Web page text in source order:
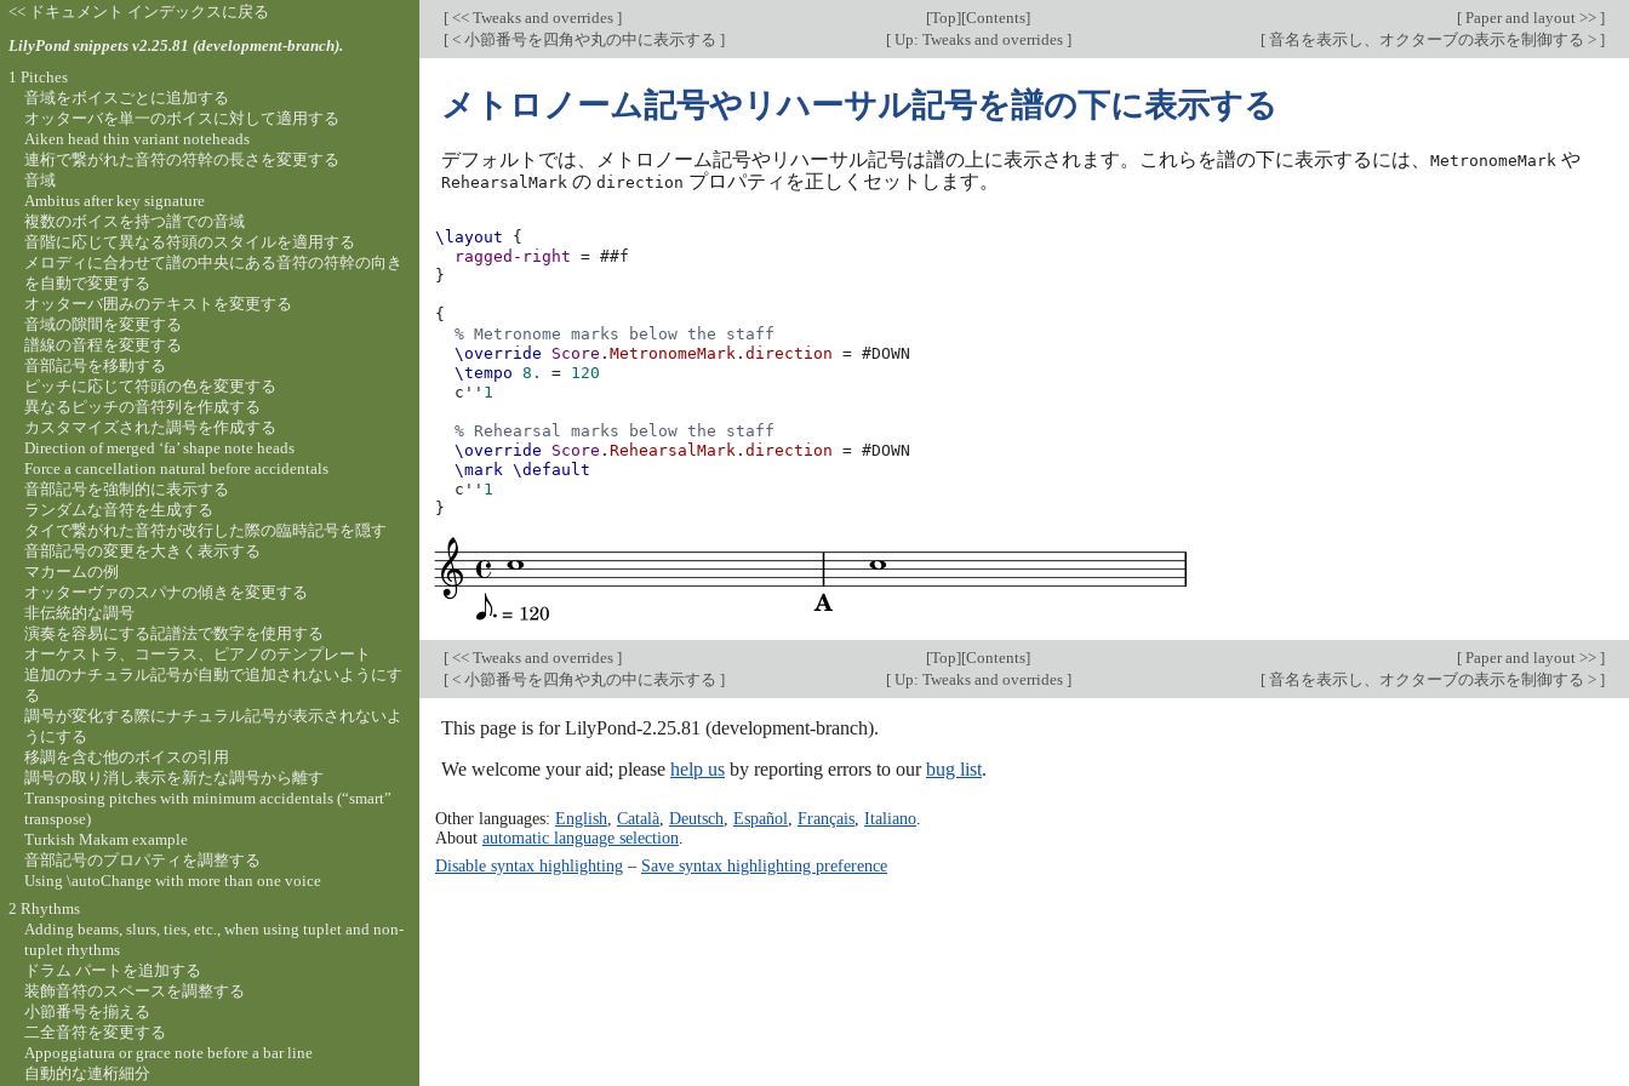
[ << Tweaks and overrides ] [Top][Contents] [ Paper and layout >> ]
[ < 小節番号を四角や丸の中に表示する ] [Up: Tweaks and overrides ] [ 音名を表示し、オクターブの表示を制御する > ]
メトロノーム記号やリハーサル記号を譜の下に表示する
デフォルトでは、メトロノーム記号やリハーサル記号は譜の上に表示されます。これらを譜の下に表示するには、 MetronomeMark や
RehearsalMark の direction プロパティを正しくセットします。
\layout
{
ragged-right
= ##f
}
{
% Metronome marks below the staff
\override
Score .MetronomeMark .direction = #DOWN
\tempo
8. = 120
c'' 1
% Rehearsal marks below the staff
\override
Score .RehearsalMark .direction = #DOWN
\mark \default
c'' 1
}
[ << Tweaks and overrides ] [Top][Contents] [ Paper and layout >> ]
[ < 小節番号を四角や丸の中に表示する ] [Up: Tweaks and overrides ] [ 音名を表示し、オクターブの表示を制御する > ]
This page is for LilyPond-2.25.81 (development-branch).
We welcome your aid; please help us by reporting errors to ourbug list.
Other languages: English Català, Deutsch Español Français, Italiano.
About automatic language selection
Disable syntax highlighting– Save syntax highlighting preference
<< ドキュメント インデックスに戻る
LilyPond snippets v2.25.81 (development-branch).
1 Pitches
音域をボイスごとに追加する
オッターバを単一のボイスに対して適用する
Aiken head thin variant noteheads
連桁で繋がれた音符の符幹の長さを変更する
音域
Ambitus after key signature
複数のボイスを持つ譜での音域
音階に応じて異なる符頭のスタイルを適用する
メロディに合わせて譜の中央にある音符の符幹の向き
を自動で変更する
オッターバ囲みのテキストを変更する
音域の隙間を変更する
譜線の音程を変更する
音部記号を移動する
ピッチに応じて符頭の色を変更する
異なるピッチの音符列を作成する
カスタマイズされた調号を作成する
Direction of merged ‘fa’ shape note heads
Force a cancellation natural before accidentals
音部記号を強制的に表示する
ランダムな音符を生成する
タイで繋がれた音符が改行した際の臨時記号を隠す
音部記号の変更を大きく表示する
マカームの例
オッターヴァのスパナの傾きを変更する
非伝統的な調号
演奏を容易にする記譜法で数字を使用する
オーケストラ、コーラス、ピアノのテンプレート
追加のナチュラル記号が自動で追加されないようにす
る
調号が変化する際にナチュラル記号が表示されないよ
うにする
移調を含む他のボイスの引用
調号の取り消し表示を新たな調号から離す
Transposing pitches with minimum accidentals (“smart”
transpose)
Turkish Makam example
音部記号のプロパティを調整する
Using \autoChange with more than one voice
2 Rhythms
Adding beams, slurs, ties, etc., when using tuplet and non-
tuplet rhythms
ドラム パートを追加する
装飾音符のスペースを調整する
小節番号を揃える
二全音符を変更する
Appoggiatura or grace note before a bar line
自動的な連桁細分